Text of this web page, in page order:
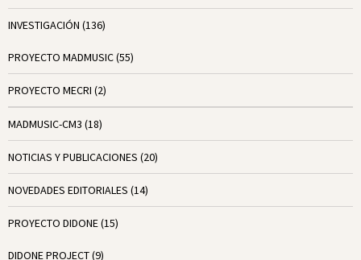
INVESTIGACIÓN (136)
PROYECTO MADMUSIC(55)
PROYECTO MECRI (2)
MADMUSIC-CM3 (18)
NOTICIAS Y PUBLICACIONES (20)
NOVEDADES EDITORIALES (14)
PROYECTO DIDONE(15)
DIDONE PROJECT(9)